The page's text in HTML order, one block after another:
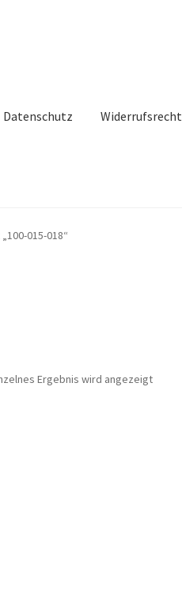
Datenschutz Widerrufsrecht
015-018“
Ergebnis wird angezeigt